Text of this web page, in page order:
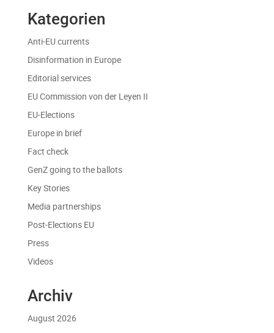
Kategorien
Anti-EU currents
Disinformation in Europe
Editorial services
EU Commission von der Leyen II
EU-Elections
Europe in brief
Fact check
GenZ going to the ballots
Key Stories
Media partnerships
Post-Elections EU
Press
Videos
Archiv
August 2026